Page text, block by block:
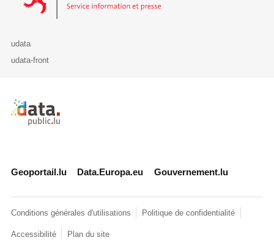
udata
udata-front
Retour à l'accueil de data.public.lu
Geoportail.lu Data.Europa.eu Gouvernement.lu
Conditions générales d'utilisations Politique de confidentialité
Accessibilité Plan du site